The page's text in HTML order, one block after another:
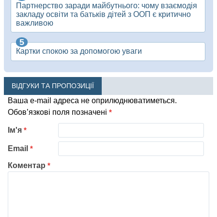
Партнерство заради майбутнього: чому взаємодія
закладу освіти та батьків дітей з ООП є критично
важливою
Картки спокою за допомогою уваги
ВІДГУКИ ТА ПРОПОЗИЦІЇ
Ваша e-mail адреса не оприлюднюватиметься.
Обов’язкові поля позначені *
Коментар *
Ім'я *
Email *